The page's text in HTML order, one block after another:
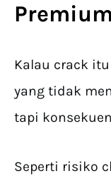
Premium
Kalau crack
yang tidak
tapi
Seperti risiko